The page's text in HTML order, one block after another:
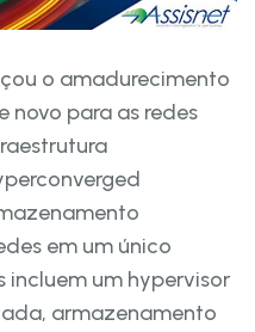
o amadurecimento
novo para as redes
em um único
incluem um hypervisor
armazenamento